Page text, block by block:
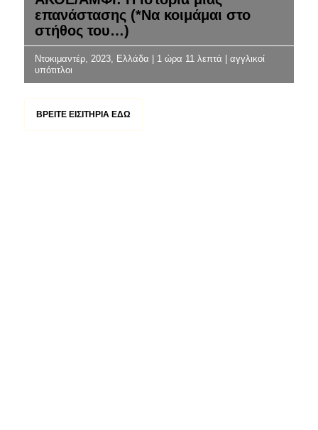
επανάστασης (*Να κοιμάμαι στο
στήθος του…)
Ντοκιμαντέρ, 2023, Ελλάδα | 1 ώρα 11 λεπτά | αγγλικοί
υπότιτλοι
ΒΡΕΊΤΕ ΕΙΣΙΤΉΡΙΑ ΕΔΩ